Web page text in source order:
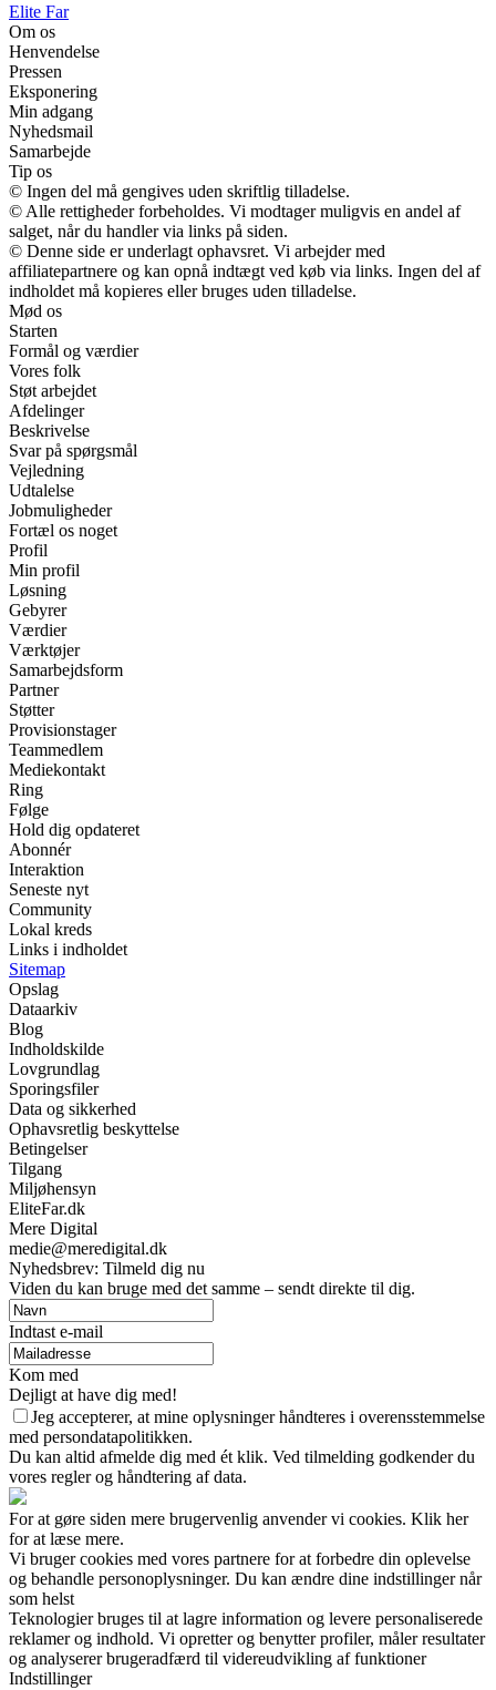
Elite Far
Om os
Henvendelse
Pressen
Eksponering
Min adgang
Nyhedsmail
Samarbejde
Tip os
© Ingen del må gengives uden skriftlig tilladelse.
© Alle rettigheder forbeholdes. Vi modtager muligvis en andel af
salget, når du handler via links på siden.
© Denne side er underlagt ophavsret. Vi arbejder med
affiliatepartnere og kan opnå indtægt ved køb via links. Ingen del af
indholdet må kopieres eller bruges uden tilladelse.
Mød os
Starten
Formål og værdier
Vores folk
Støt arbejdet
Afdelinger
Beskrivelse
Svar på spørgsmål
Vejledning
Udtalelse
Jobmuligheder
Fortæl os noget
Profil
Min profil
Løsning
Gebyrer
Værdier
Værktøjer
Samarbejdsform
Partner
Støtter
Provisionstager
Teammedlem
Mediekontakt
Ring
Følge
Hold dig opdateret
Abonnér
Interaktion
Seneste nyt
Community
Lokal kreds
Links i indholdet
Sitemap
Opslag
Dataarkiv
Blog
Indholdskilde
Lovgrundlag
Sporingsfiler
Data og sikkerhed
Ophavsretlig beskyttelse
Betingelser
Tilgang
Miljøhensyn
EliteFar.dk
Mere Digital
medie@meredigital.dk
Nyhedsbrev: Tilmeld dig nu
Viden du kan bruge med det samme – sendt direkte til dig.
Indtast e-mail
Kom med
Dejligt at have dig med!
Jeg accepterer, at mine oplysninger håndteres i overensstemmelse
med persondatapolitikken.
Du kan altid afmelde dig med ét klik. Ved tilmelding godkender du
vores regler og håndtering af data.
For at gøre siden mere brugervenlig anvender vi cookies. Klik her
for at læse mere.
Vi bruger cookies med vores partnere for at forbedre din oplevelse
og behandle personoplysninger. Du kan ændre dine indstillinger når
som helst
Teknologier bruges til at lagre information og levere personaliserede
reklamer og indhold. Vi opretter og benytter profiler, måler resultater
og analyserer brugeradfærd til videreudvikling af funktioner
Indstillinger